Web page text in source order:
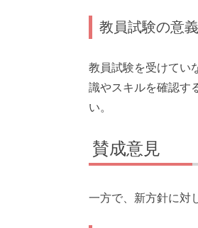
教員試験の意義
教員試験を受けてい
識やスキルを確認す
い。
賛成意見
一方で、新方針に対